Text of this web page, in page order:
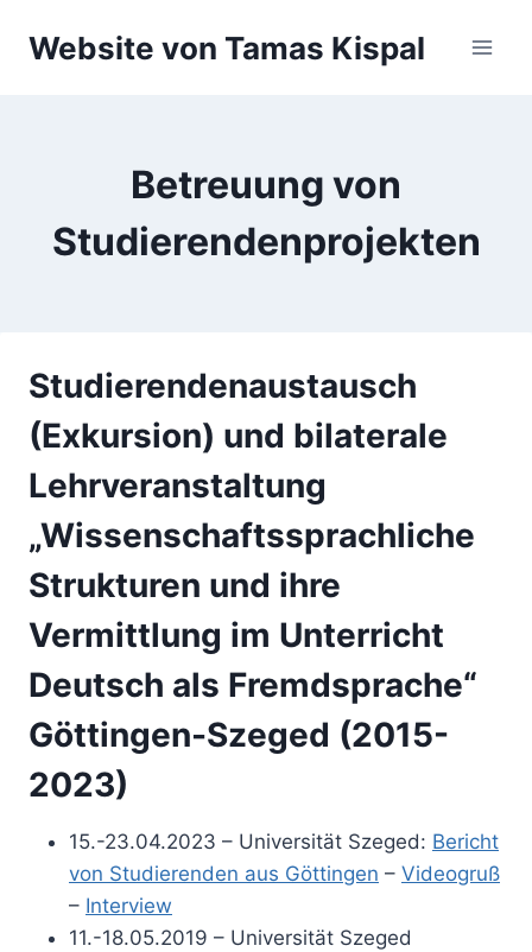
InhaltWebsite von Tamas Kispal
Betreuung von
Studierendenprojekten
Studierendenaustausch
(Exkursion) und bilaterale
Lehrveranstaltung
„Wissenschaftssprachliche
Strukturen und ihre
Vermittlung im Unterricht
Deutsch als Fremdsprache“
Göttingen-Szeged (2015-
2023)
15.-23.04.2023 – Universität Szeged: Bericht
von Studierenden aus Göttingen – Videogruß
– Interview
11.-18.05.2019 – Universität Szeged